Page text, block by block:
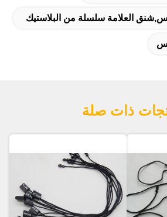
العلامة سلسلة من البلاستيك
ذات صلة